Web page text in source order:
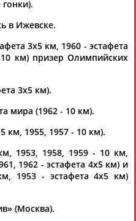
Артур
АБДРАХМАНОВ
в Ижевске.
3х5 км, 1960 - эстафета
км) призер Олимпийских
3х5 км).
мира (1962 - 10 км).
км, 1955, 1957 - 10 км).
1953, 1958, 1959 - 10 км,
1962 - эстафета 4х5 км) и
1953 - эстафета 4х5 км)
(Москва).